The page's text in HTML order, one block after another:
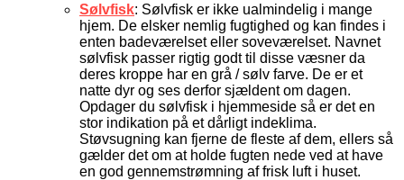
Sølvfisk: Sølvfisk er ikke ualmindelig i mange
hjem. De elsker nemlig fugtighed og kan findes i
enten badeværelset eller soveværelset. Navnet
sølvfisk passer rigtig godt til disse væsner da
deres kroppe har en grå / sølv farve. De er et
natte dyr og ses derfor sjældent om dagen.
Opdager du sølvfisk i hjemmeside så er det en
stor indikation på et dårligt indeklima.
Støvsugning kan fjerne de fleste af dem, ellers så
gælder det om at holde fugten nede ved at have
en god gennemstrømning af frisk luft i huset.